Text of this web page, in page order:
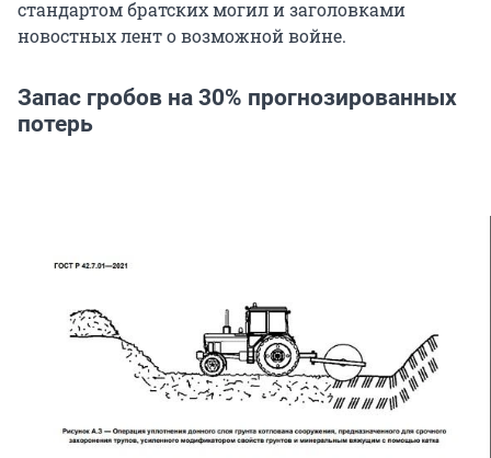
стандартом братских могил и заголовками
новостных лент о возможной войне.
Запас гробов на 30% прогнозированных
потерь